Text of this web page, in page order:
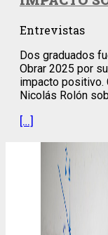
Entrevistas
Dos graduados
Obrar 2025 por
impacto positivo.
Nicolás Rolón
[…]